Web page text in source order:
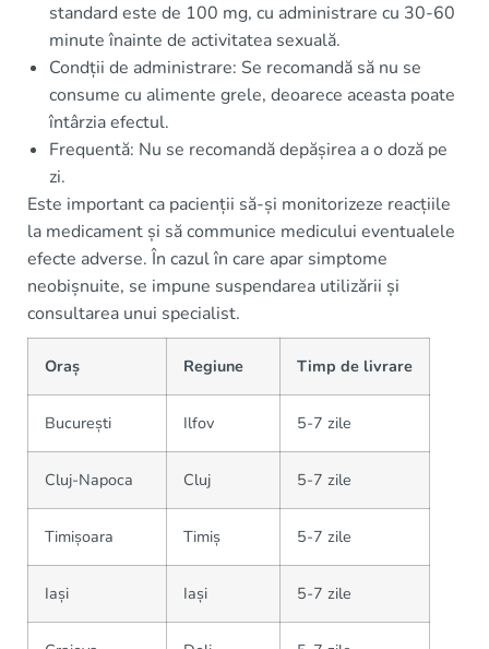
standard este de 100 mg, cu administrare cu 30-60
minute înainte de activitatea sexuală.
Condții de administrare: Se recomandă să nu se
consume cu alimente grele, deoarece aceasta poate
întârzia efectul.
Frequentă: Nu se recomandă depășirea a o doză pe
zi.
Este important ca pacienții să-și monitorizeze reacțiile
la medicament și să communice medicului eventualele
efecte adverse. În cazul în care apar simptome
neobișnuite, se impune suspendarea utilizării și
consultarea unui specialist.
Oraș Regiune Timp de livrare
București Ilfov 5-7 zile
Cluj-Napoca Cluj 5-7 zile
Timișoara Timiș 5-7 zile
Iași Iași 5-7 zile